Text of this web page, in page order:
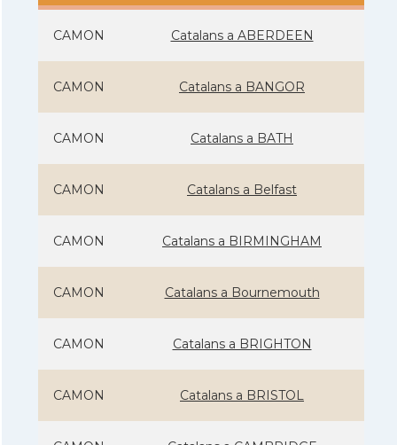
CAMON Catalans a ABERDEEN
CAMON Catalans a BANGOR
CAMON Catalans a BATH
CAMON Catalans a Belfast
CAMON Catalans a BIRMINGHAM
CAMON Catalans a Bournemouth
CAMON Catalans a BRIGHTON
CAMON Catalans a BRISTOL